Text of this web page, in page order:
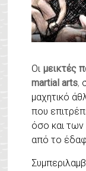
Οι μεικτές
martial arts,
μαχητικό
που
όσο και των
από το